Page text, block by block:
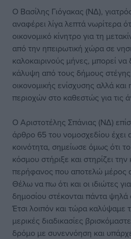
Ο Βασίλης Γιόγακας (ΝΔ),
αναφέρει λίγα λεπτά νωρίτερα
οικονομικό κίνητρο για τη
από την ηπειρωτική χώρα σε
καλοκαιρινούς μήνες, μπορεί
κάλυψη από τους δήμους
οικονομικής ενίσχυσης αλλά
περιοχών στο καθεστώς για τις
Ο Αριστοτέλης Σπάνιας (ΝΔ)
άρθρο 65 του νομοσχεδίου έχει
κοινότητα, σημείωσε όμως ότι
κόσμου στήριξε και στηρίζει την
περήφανος που αποτελώ μέρος
Θέλω να πω ότι και οι ιδιώτες
δημοσίου στέκονται πάντα ψηλά
Έτσι λοιπόν και τώρα καλύψαμε
μερικές διαδικασίες
δρόμο με συνεννόηση και